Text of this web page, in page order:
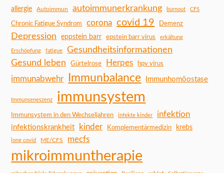
allergie Autoimmun autoimmunerkrankung burnout CFS
Chronic Fatigue Syndrom corona covid 19 Demenz
Depression eppstein barr epstein barr virus erkältung
Erschöpfung fatigue Gesundheitsinformationen
Gesund leben Gürtelrose Herpes hpv virus
immunabwehr Immunbalance Immunhomöostase
Immunseneszenz immunsystem
Immunsystem in den Wechseljahren infekte kinder infektion
infektionskrankheit kinder Komplementärmedizin krebs
long covid ME/CFS mecfs
mikroimmuntherapie